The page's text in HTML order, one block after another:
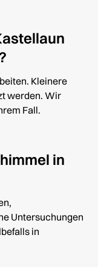
Kleinere
werden. Wir
Fall.
in
Untersuchungen
in